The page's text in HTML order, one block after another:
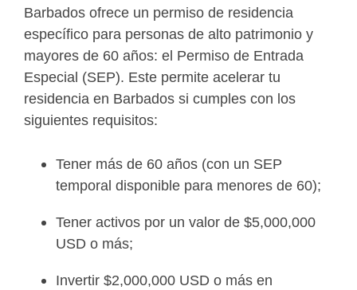
Barbados ofrece un permiso de residencia
específico para personas de alto patrimonio y
mayores de 60 años: el Permiso de Entrada
Especial (SEP). Este permite acelerar tu
residencia en Barbados si cumples con los
siguientes requisitos:
Tener más de 60 años (con un SEP
temporal disponible para menores de 60);
Tener activos por un valor de $5,000,000
USD o más;
Invertir $2,000,000 USD o más en